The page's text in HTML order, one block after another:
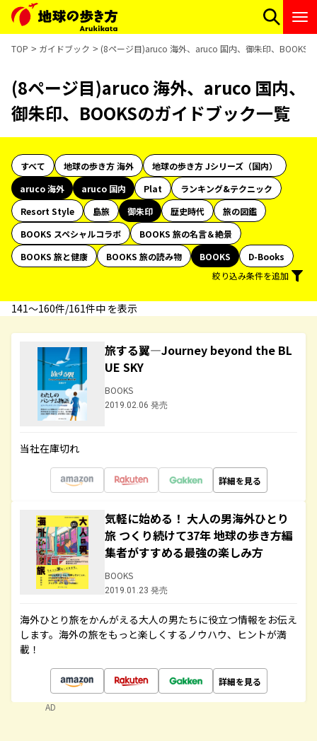
TOP ガイドブック (8ページ目)aruco 海外、aruco 国内、御朱印、BOOKS
(8ページ目)aruco 海外、aruco 国内、
御朱印、BOOKSのガイドブック一覧
すべて 地球の歩き方 海外
地球の歩き方 Jシリーズ（国内）
aruco 海外
aruco 国内 Plat
ランキング&テクニック
Resort Style
島旅 御朱印 歴史時代
旅の図鑑
BOOKS スペシャルコラボ
BOOKS 旅の名言＆絶景
BOOKS 旅と健康
BOOKS 旅の読み物 BOOKS
D-Books
絞り込み条件を追加
141〜160件/161件中 を表示
旅する翼―Journey beyond the BL
UE SKY
BOOKS
2019.02.06 発売
当社在庫切れ
詳細を見る
気軽に始める！ 大人の男海外ひとり
旅 つくり続けて37年 地球の歩き方編
集者がすすめる最強の楽しみ方
BOOKS
2019.01.23 発売
海外ひとり旅をかんがえる大人の男たちに役立つ情報をお伝え
します。海外の旅をもっと楽しくするノウハウ、ヒントが満
載！
詳細を見る
AD